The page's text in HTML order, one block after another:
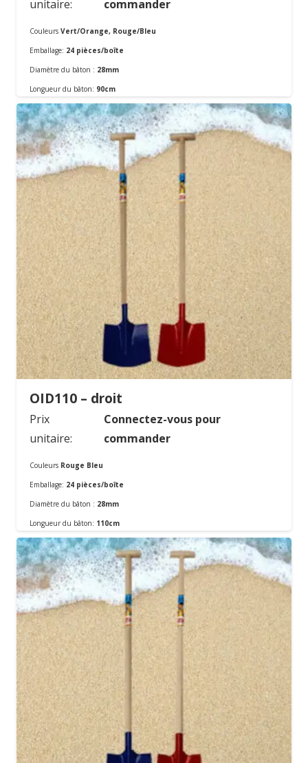
unitaire: commander
CouleursVert/Orange, Rouge/Bleu
Emballage: 24 pièces/boîte
Diamètre du bâton : 28mm
Longueur du bâton: 90cm
Matériel:En métal
OID110 – droit
Prix
unitaire:
Connectez-vous pour
commander
Couleurs Rouge Bleu
Emballage: 24 pièces/boîte
Diamètre du bâton : 28mm
Longueur du bâton: 110cm
Matériel:En métal